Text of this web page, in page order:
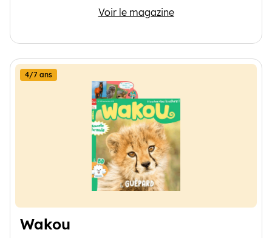
Voir le magazineBayaM, la plateforme des
Wakou
4/7 ans